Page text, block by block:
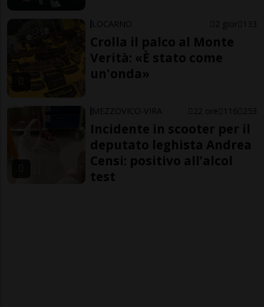
LOCARNO 2 gior 133
Crolla il palco al Monte
Verità: «È stato come
un'onda»
MEZZOVICO-VIRA 22 ore 116 253
Incidente in scooter per il
deputato leghista Andrea
Censi: positivo all’alcol
test